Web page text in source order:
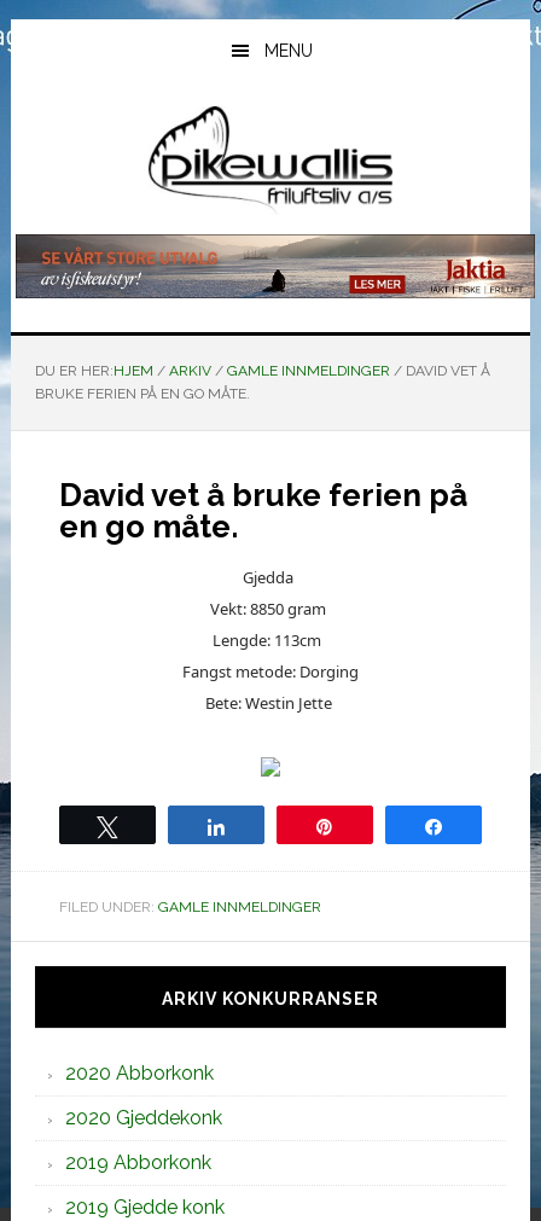
Hopp
til
Hopp
til
Hopp
til
MENU
DU ER HER:HJEM / ARKIV / GAMLE INNMELDINGER /DAVID VET Å
BRUKE FERIEN PÅ EN GO MÅTE.
David vet å bruke ferien på
en go måte.
Gjedda
Vekt: 8850 gram
Lengde: 113cm
Fangst metode: Dorging
Bete: Westin Jette
FILED UNDER: GAMLE INNMELDINGER
Hoved
sidebar
ARKIV KONKURRANSER
2020 Abborkonk
2020 Gjeddekonk
2019 Abborkonk
2019 Gjedde konk